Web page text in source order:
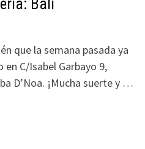
Bali
que la semana pasada ya
C/Isabel Garbayo 9,
D’Noa. ¡Mucha suerte y …